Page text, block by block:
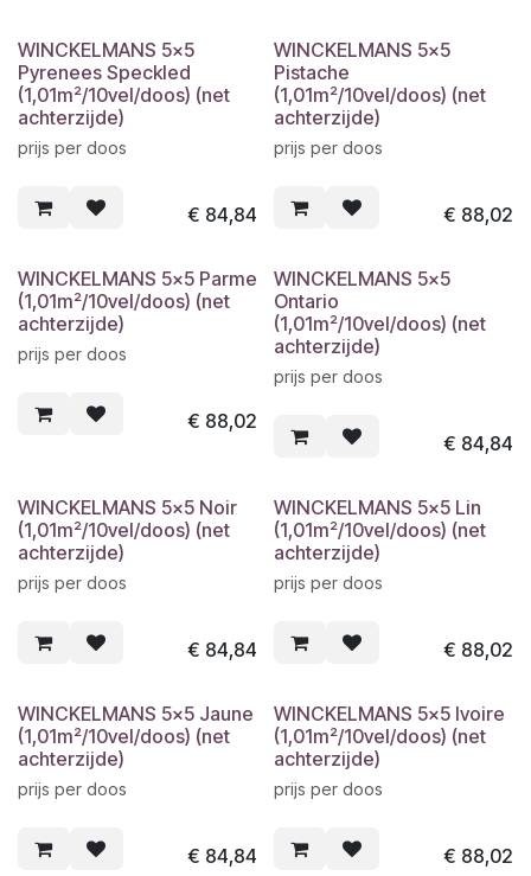
WINCKELMANS 5x5
Pyrenees Speckled
(1,01m²/10vel/doos) (net
achterzijde)
prijs per doos
€ 84,84
WINCKELMANS 5x5
Pistache
(1,01m²/10vel/doos) (net
achterzijde)
prijs per doos
€ 88,02
WINCKELMANS 5x5 Parme
(1,01m²/10vel/doos) (net
achterzijde)
prijs per doos
€ 88,02
WINCKELMANS 5x5
Ontario
(1,01m²/10vel/doos) (net
achterzijde)
prijs per doos
€ 84,84
WINCKELMANS 5x5 Noir
(1,01m²/10vel/doos) (net
achterzijde)
prijs per doos
€ 84,84
WINCKELMANS 5x5 Lin
(1,01m²/10vel/doos) (net
achterzijde)
prijs per doos
€ 88,02
WINCKELMANS 5x5 Jaune
(1,01m²/10vel/doos) (net
achterzijde)
prijs per doos
€ 84,84
WINCKELMANS 5x5 Ivoire
(1,01m²/10vel/doos) (net
achterzijde)
prijs per doos
€ 88,02